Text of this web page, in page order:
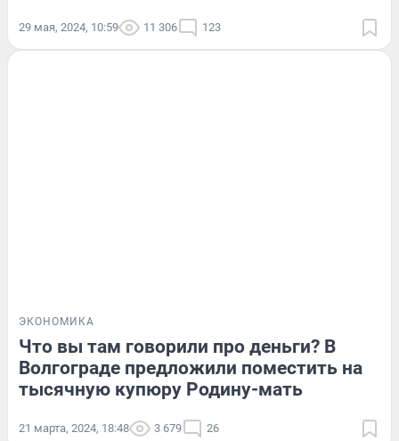
29 мая, 2024, 10:59 11 306 123
ЭКОНОМИКА
Что вы там говорили про деньги? В
Волгограде предложили поместить на
тысячную купюру Родину-мать
21 марта, 2024, 18:48 3 679 26